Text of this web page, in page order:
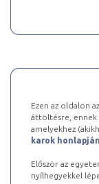
Ezen az oldalon
áttöltésre, ennek
amelyekhez
karok honlapján
Először az
nyílhegyekkel